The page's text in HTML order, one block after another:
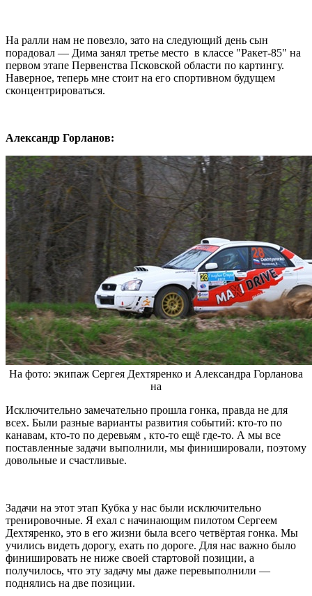
На ралли нам не повезло, зато на следующий день сын
порадовал — Дима занял третье место в классе "Ракет-85" на
первом этапе Первенства Псковской области по картингу.
Наверное, теперь мне стоит на его спортивном будущем
сконцентрироваться.
Александр Горланов:
На фото: экипаж Сергея Дехтяренко и Александра Горланова
на
Исключительно замечательно прошла гонка, правда не для
всех. Были разные варианты развития событий: кто-то по
канавам, кто-то по деревьям , кто-то ещё где-то. А мы все
поставленные задачи выполнили, мы финишировали, поэтому
довольные и счастливые.
Задачи на этот этап Кубка у нас были исключительно
тренировочные. Я ехал с начинающим пилотом Сергеем
Дехтяренко, это в его жизни была всего четвёртая гонка. Мы
учились видеть дорогу, ехать по дороге. Для нас важно было
финишировать не ниже своей стартовой позиции, а
получилось, что эту задачу мы даже перевыполнили —
поднялись на две позиции.